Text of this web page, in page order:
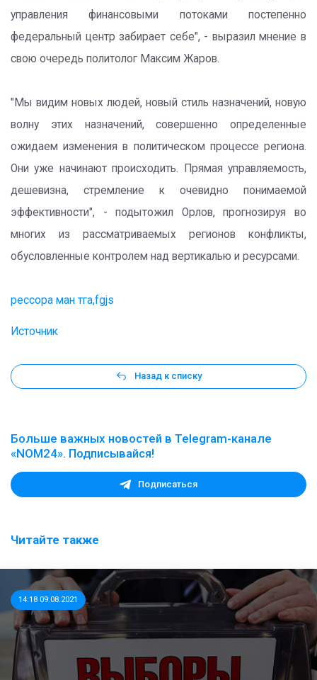
управления финансовыми потоками постепенно
федеральный центр забирает себе", - выразил мнение в
свою очередь политолог Максим Жаров.
"Мы видим новых людей, новый стиль назначений, новую
волну этих назначений, совершенно определенные
ожидаем изменения в политическом процессе региона.
Они уже начинают происходить. Прямая управляемость,
дешевизна, стремление к очевидно понимаемой
эффективности", - подытожил Орлов, прогнозируя во
многих из рассматриваемых регионов конфликты,
обусловленные контролем над вертикалью и ресурсами.
рессора ман тга,fgjs
Источник
Назад к списку
Больше важных новостей в Telegram-канале
«NOM24». Подписывайся!
Подписаться
Читайте также
14:18 09.08.2021